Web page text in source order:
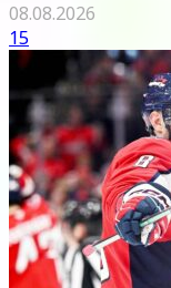
08.08.2026
15